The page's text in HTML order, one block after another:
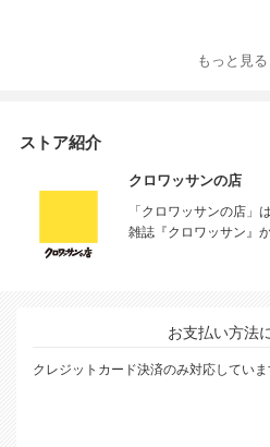
もっと見る
ストア紹介
クロワッサンの店
「クロワッサンの店」
雑誌『クロワッサン』
お支払い方法
クレジットカード決済のみ対応していま